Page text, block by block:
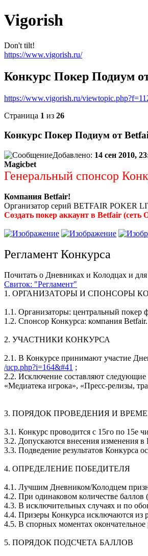
Vigorish
Don't tilt!
https://www.vigorish.ru/
Конкурс Покер Подиум
https://www.vigorish.ru/
Страница 1 из 26
Конкурс Покер Подиум от
Добавлено: 14 сен 2010,
Magicbet
Генеральный спонсор
Компания Betfair!
Организатор серий BETFAIR POKER
Создать покер аккаунт в Betfair (сеть
Регламент Конкурса
Почитать о Дневниках и Колодцах и
Свиток: "Регламент"
1. ОРГАНИЗАТОРЫ И СПОНСОРЫ
1.1. Организаторы: центральный покер
1.2. Спонсор Конкурса: компания Betfair.
2. УЧАСТНИКИ КОНКУРСА
2.1. В Конкурсе принимают участие
/ucp.php?i=164&#41 ;
2.2. Исключение составляют
«Медиатека игрока», «Пресс-релизы,
3. ПОРЯДОК ПРОВЕДЕНИЯ И
3.1. Конкурс проводится с 15го по 15е
3.2. Допускаются внесения изменения в
3.3. Подведение результатов Конкурса
4. ОПРЕДЕЛЕНИЕ ПОБЕДИТЕЛЯ
4.1. Лучшим Дневником/Колодцем
4.2. При одинаковом количестве баллов
4.3. В исключительных случаях и по
4.4. Призеры Конкурса исключаются из
4.5. В спорных моментах
5. ПОРЯДОК ПОДСЧЕТА БАЛЛОВ